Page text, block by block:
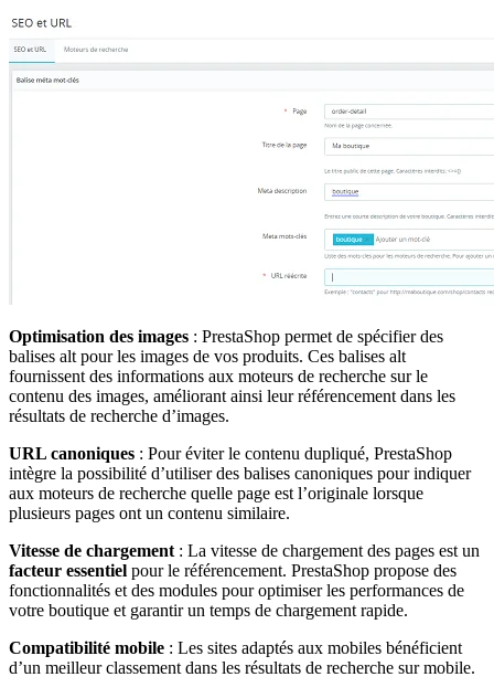
Optimisation des images : PrestaShop permet de spécifier des
balises alt pour les images de vos produits. Ces balises alt
fournissent des informations aux moteurs de recherche sur le
contenu des images, améliorant ainsi leur référencement dans les
résultats de recherche d’images.
URL canoniques : Pour éviter le contenu dupliqué, PrestaShop
intègre la possibilité d’utiliser des balises canoniques pour indiquer
aux moteurs de recherche quelle page est l’originale lorsque
plusieurs pages ont un contenu similaire.
Vitesse de chargement : La vitesse de chargement des pages est un
facteur essentiel pour le référencement. PrestaShop propose des
fonctionnalités et des modules pour optimiser les performances de
votre boutique et garantir un temps de chargement rapide.
Compatibilité mobile : Les sites adaptés aux mobiles bénéficient
d’un meilleur classement dans les résultats de recherche sur mobile.